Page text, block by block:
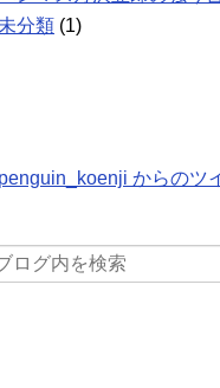
未分類 (1)
からのツ